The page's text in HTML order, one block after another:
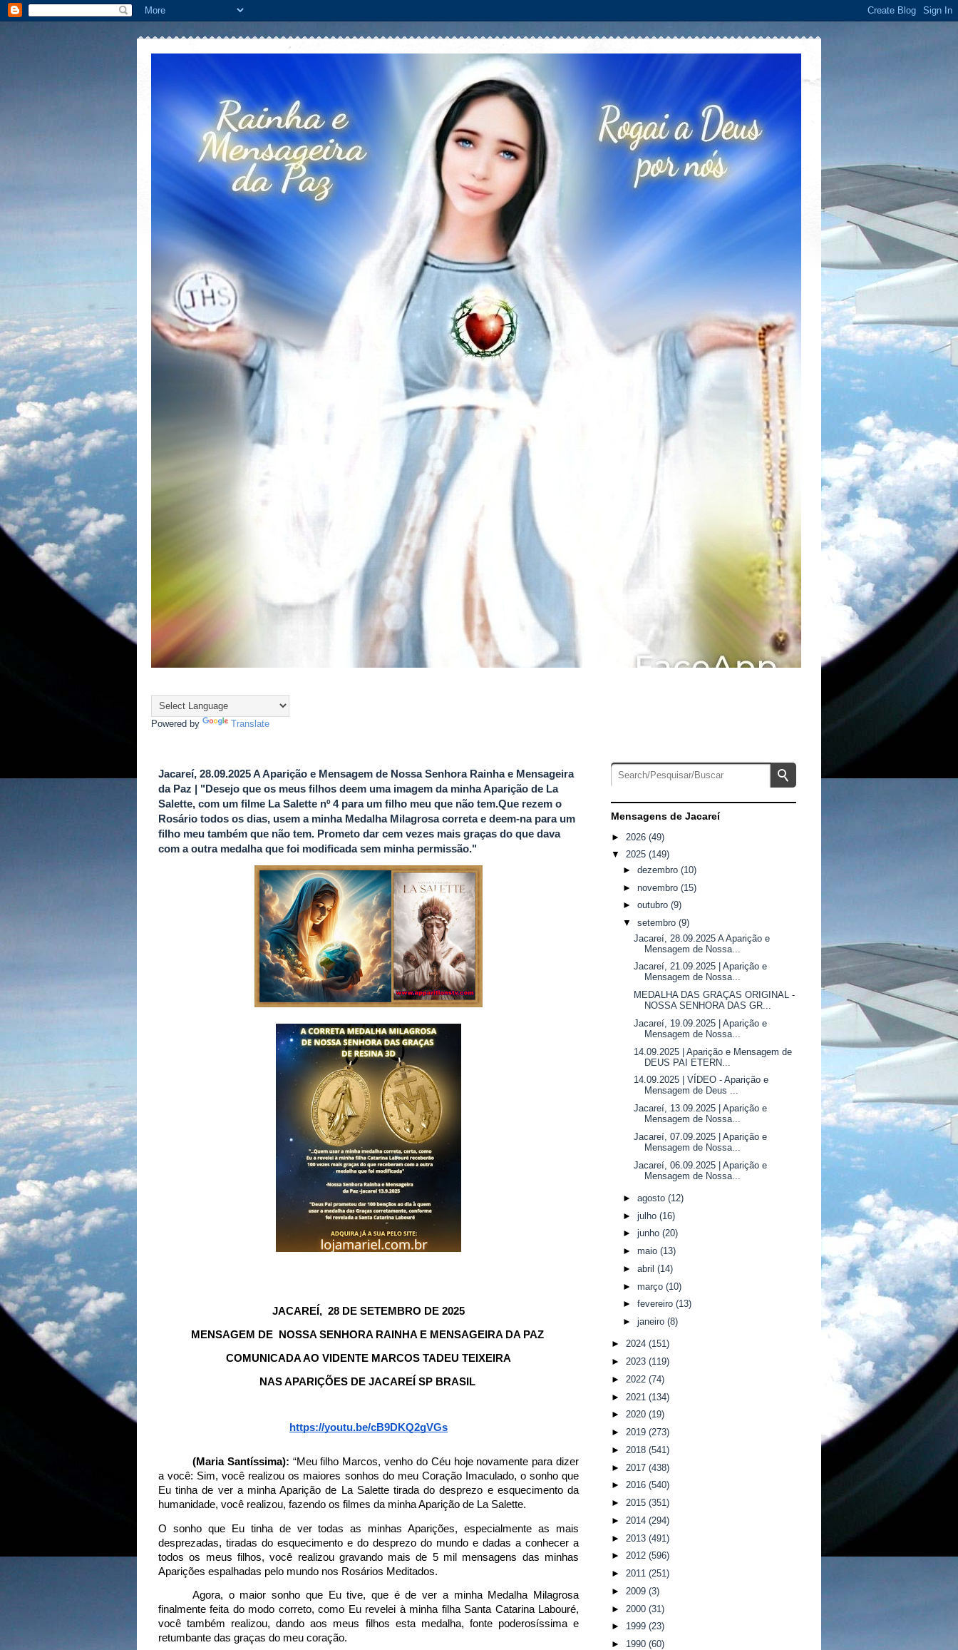
Powered by Translate
Jacareí, 28.09.2025 A Aparição e Mensagem de Nossa Senhora Rainha e Mensageira
da Paz | "Desejo que os meus filhos deem uma imagem da minha Aparição de La
Salette, com um filme La Salette nº 4 para um filho meu que não tem.Que rezem o
Rosário todos os dias, usem a minha Medalha Milagrosa correta e deem-na para um
filho meu também que não tem. Prometo dar cem vezes mais graças do que dava
com a outra medalha que foi modificada sem minha permissão."
JACAREÍ, 28 DE SETEMBRO DE 2025
MENSAGEM DE NOSSA SENHORA RAINHA E MENSAGEIRA DA PAZ
COMUNICADA AO VIDENTE MARCOS TADEU TEIXEIRA
NAS APARIÇÕES DE JACAREÍ SP BRASIL
https://youtu.be/cB9DKQ2gVGs
(Maria Santíssima): “Meu filho Marcos, venho do Céu hoje novamente para dizer
a você: Sim, você realizou os maiores sonhos do meu Coração Imaculado, o sonho que
Eu tinha de ver a minha Aparição de La Salette tirada do desprezo e esquecimento da
humanidade, você realizou, fazendo os filmes da minha Aparição de La Salette.
O sonho que Eu tinha de ver todas as minhas Aparições, especialmente as mais
desprezadas, tiradas do esquecimento e do desprezo do mundo e dadas a conhecer a
todos os meus filhos, você realizou gravando mais de 5 mil mensagens das minhas
Aparições espalhadas pelo mundo nos Rosários Meditados.
Agora, o maior sonho que Eu tive, que é de ver a minha Medalha Milagrosa
finalmente feita do modo correto, como Eu revelei à minha filha Santa Catarina Labouré,
você também realizou, dando aos meus filhos esta medalha, fonte poderosíssima e
retumbante das graças do meu coração.
Mensagens de Jacareí
► 2026 (49)
▼ 2025 (149)
► dezembro (10)
► novembro (15)
► outubro (9)
▼ setembro (9)
Jacareí, 28.09.2025 A Aparição e
Mensagem de Nossa...
Jacareí, 21.09.2025 | Aparição e
Mensagem de Nossa...
MEDALHA DAS GRAÇAS ORIGINAL -
NOSSA SENHORA DAS GR...
Jacareí, 19.09.2025 | Aparição e
Mensagem de Nossa...
14.09.2025 | Aparição e Mensagem de
DEUS PAI ETERN...
14.09.2025 | VÍDEO - Aparição e
Mensagem de Deus ...
Jacareí, 13.09.2025 | Aparição e
Mensagem de Nossa...
Jacareí, 07.09.2025 | Aparição e
Mensagem de Nossa...
Jacareí, 06.09.2025 | Aparição e
Mensagem de Nossa...
► agosto (12)
► julho (16)
► junho (20)
► maio (13)
► abril (14)
► março (10)
► fevereiro (13)
► janeiro (8)
► 2024 (151)
► 2023 (119)
► 2022 (74)
► 2021 (134)
► 2020 (19)
► 2019 (273)
► 2018 (541)
► 2017 (438)
► 2016 (540)
► 2015 (351)
► 2014 (294)
► 2013 (491)
► 2012 (596)
► 2011 (251)
► 2009 (3)
► 2000 (31)
► 1999 (23)
► 1990 (60)